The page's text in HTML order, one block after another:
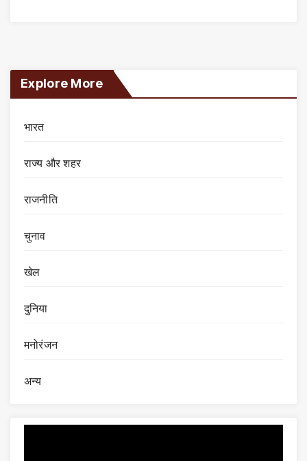
Explore More
भारत
राज्य और शहर
राजनीति
चुनाव
खेल
दुनिया
मनोरंजन
अन्य